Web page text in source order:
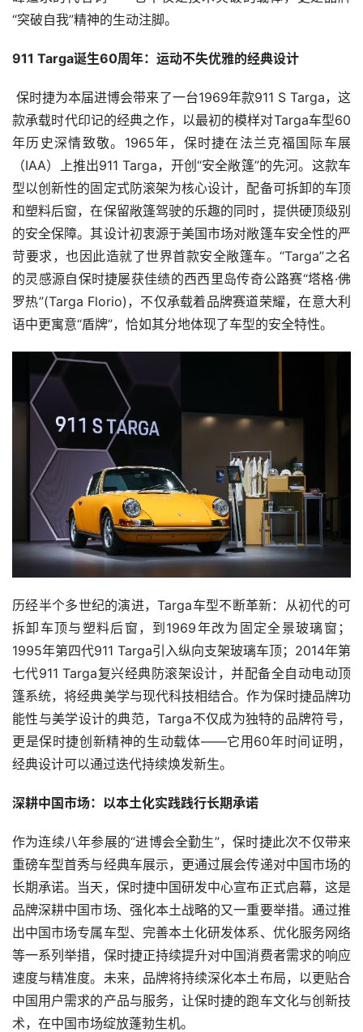
“突破自我”精神的生动注脚。
911 Targa诞生60周年：运动不失优雅的经典设计​
保时捷为本届进博会带来了一台1969年款911 S Targa，这
款承载时代印记的经典之作，以最初的模样对Targa车型60
年历史深情致敬。1965年，保时捷在法兰克福国际车展
（IAA）上推出911 Targa，开创“安全敞篷”的先河。这款车
型以创新性的固定式防滚架为核心设计，配备可拆卸的车顶
和塑料后窗，在保留敞篷驾驶的乐趣的同时，提供硬顶级别
的安全保障。其设计初衷源于美国市场对敞篷车安全性的严
苛要求，也因此造就了世界首款安全敞篷车。“Targa”之名
的灵感源自保时捷屡获佳绩的西西里岛传奇公路赛“塔格·佛
罗热”(Targa Florio)，不仅承载着品牌赛道荣耀，在意大利
语中更寓意“盾牌”，恰如其分地体现了车型的安全特性。
历经半个多世纪的演进，Targa车型不断革新：从初代的可
拆卸车顶与塑料后窗，到1969年改为固定全景玻璃窗；
1995年第四代911 Targa引入纵向支架玻璃车顶；2014年第
七代911 Targa复兴经典防滚架设计，并配备全自动电动顶
篷系统，将经典美学与现代科技相结合。作为保时捷品牌功
能性与美学设计的典范，Targa不仅成为独特的品牌符号，
更是保时捷创新精神的生动载体——它用60年时间证明，
经典设计可以通过迭代持续焕发新生。
深耕中国市场：以本土化实践践行长期承诺
作为连续八年参展的“进博会全勤生”，保时捷此次不仅带来
重磅车型首秀与经典车展示，更通过展会传递对中国市场的
长期承诺。当天，保时捷中国研发中心宣布正式启幕，这是
品牌深耕中国市场、强化本土战略的又一重要举措。通过推
出中国市场专属车型、完善本土化研发体系、优化服务网络
等一系列举措，保时捷正持续提升对中国消费者需求的响应
速度与精准度。未来，品牌将持续深化本土布局，以更贴合
中国用户需求的产品与服务，让保时捷的跑车文化与创新技
术，在中国市场绽放蓬勃生机。